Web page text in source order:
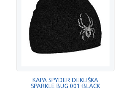
KAPA SPYDER DEKLIŠKA
SPARKLE BUG 001-BLACK